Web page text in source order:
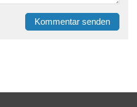
Kommentar senden